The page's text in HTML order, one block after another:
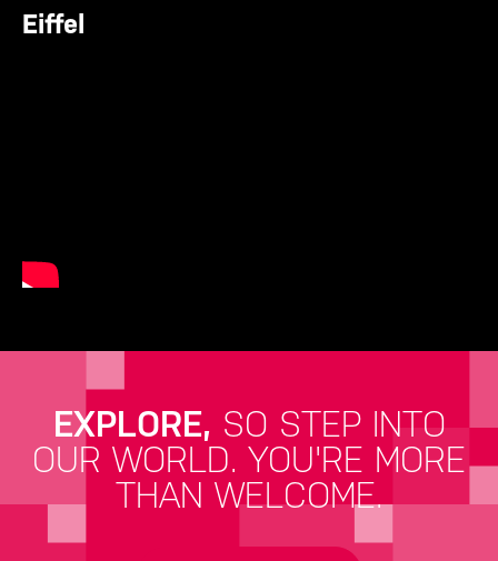
Eiffel
EXPLORE, SO STEP INTO
OUR WORLD. YOU'RE MORE
THAN WELCOME.